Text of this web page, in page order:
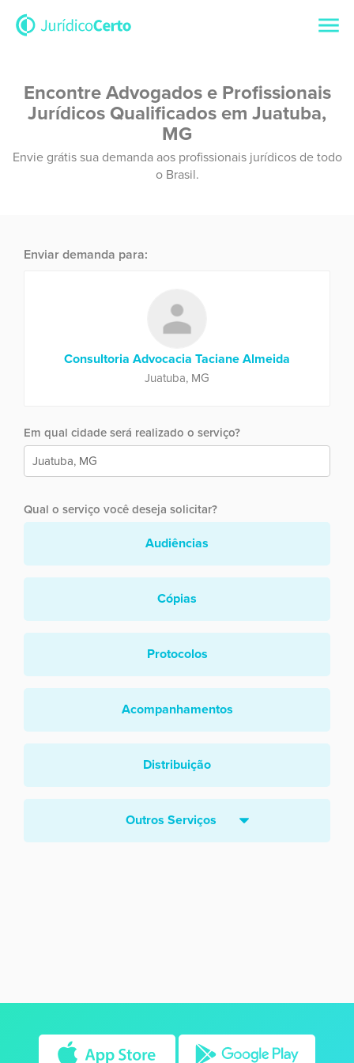
Encontre Advogados e Profissionais
Jurídicos Qualificados em Juatuba,
MG
Envie grátis sua demanda aos profissionais jurídicos de todo
o Brasil.
Enviar demanda para:
Consultoria Advocacia Taciane Almeida
Juatuba, MG
Em qual cidade será realizado o serviço?
Qual o serviço você deseja solicitar?
Audiências
Cópias
Protocolos
Acompanhamentos
Distribuição
Outros Serviços